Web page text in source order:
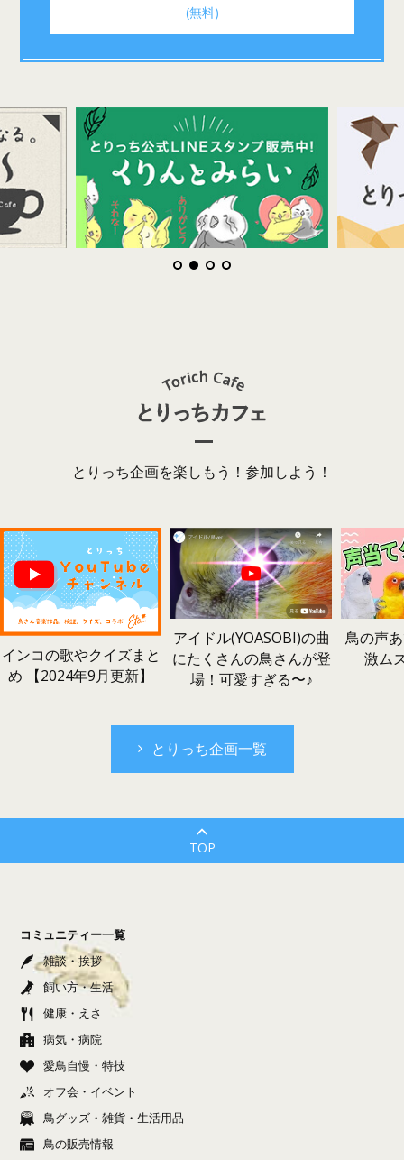
(無料)
とりっち企画を楽しもう！参加しよう！
インコの歌やクイズまと
め 【2024年9月更新】
アイドル(YOASOBI)の曲
にたくさんの鳥さんが登
場！可愛すぎる〜♪
鳥の声
激ム
とりっち企画一覧
TOP
コミュニティー一覧
雑談・挨拶
飼い方・生活
健康・えさ
病気・病院
愛鳥自慢・特技
オフ会・イベント
鳥グッズ・雑貨・生活用品
鳥の販売情報